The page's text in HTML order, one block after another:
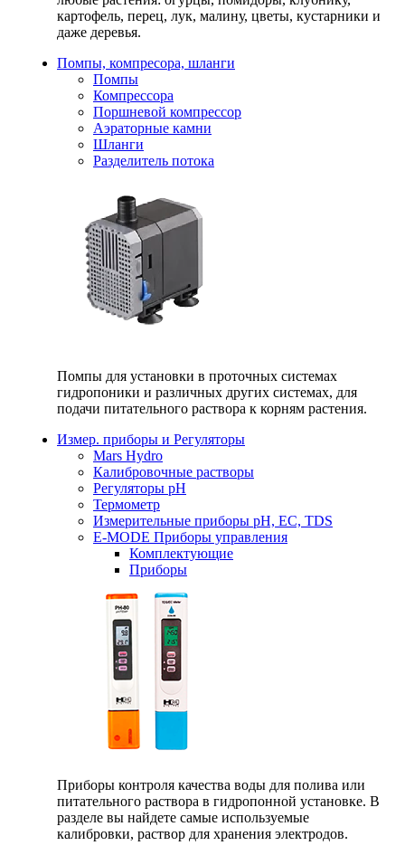
картофель, перец, лук, малину, цветы, кустарники и
даже деревья.
Помпы, компресора, шланги
Помпы
Компрессора
Поршневой компрессор
Аэраторные камни
Шланги
Разделитель потока
Помпы для установки в проточных системах
гидропоники и различных других системах, для
подачи питательного раствора к корням растения.
Измер. приборы и Регуляторы
Mars Hydro
Калибровочные растворы
Регуляторы рН
Термометр
Измерительные приборы pH, EC, TDS
E-MODE Приборы управления
Комплектующие
Приборы
Приборы контроля качества воды для полива или
питательного раствора в гидропонной установке. В
разделе вы найдете самые используемые
калибровки, раствор для хранения электродов.